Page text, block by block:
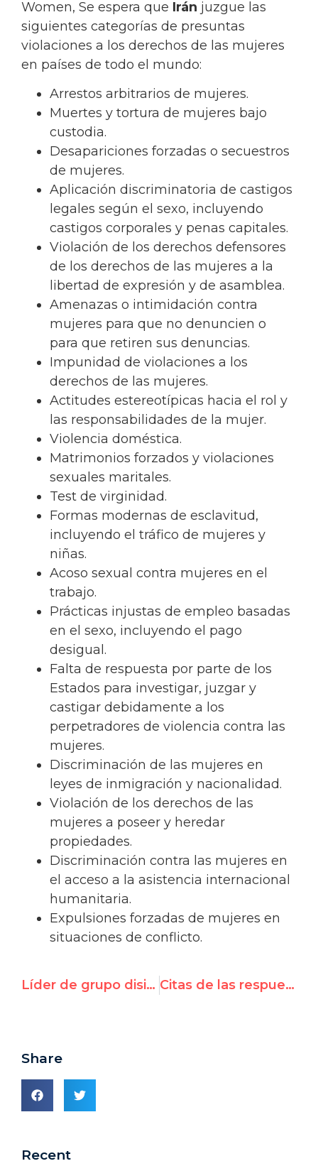
Women, Se espera que Irán juzgue las
siguientes categorías de presuntas
violaciones a los derechos de las mujeres
en países de todo el mundo:
Arrestos arbitrarios de mujeres.
Muertes y tortura de mujeres bajo
custodia.
Desapariciones forzadas o secuestros
de mujeres.
Aplicación discriminatoria de castigos
legales según el sexo, incluyendo
castigos corporales y penas capitales.
Violación de los derechos defensores
de los derechos de las mujeres a la
libertad de expresión y de asamblea.
Amenazas o intimidación contra
mujeres para que no denuncien o
para que retiren sus denuncias.
Impunidad de violaciones a los
derechos de las mujeres.
Actitudes estereotípicas hacia el rol y
las responsabilidades de la mujer.
Violencia doméstica.
Matrimonios forzados y violaciones
sexuales maritales.
Test de virginidad.
Formas modernas de esclavitud,
incluyendo el tráfico de mujeres y
niñas.
Acoso sexual contra mujeres en el
trabajo.
Prácticas injustas de empleo basadas
en el sexo, incluyendo el pago
desigual.
Falta de respuesta por parte de los
Estados para investigar, juzgar y
castigar debidamente a los
perpetradores de violencia contra las
mujeres.
Discriminación de las mujeres en
leyes de inmigración y nacionalidad.
Violación de los derechos de las
mujeres a poseer y heredar
propiedades.
Discriminación contra las mujeres en
el acceso a la asistencia internacional
humanitaria.
Expulsiones forzadas de mujeres en
situaciones de conflicto.
Líder de grupo disidente cubano preso debe ser liberado, según panel de la ONU Citas de las respuestas de expertos a la Comisión de Investigación sobre Gaza
Share
Recent